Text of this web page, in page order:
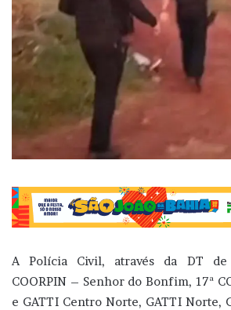
A Polícia Civil, através da DT de
COORPIN – Senhor do Bonfim, 17ª
e GATTI Centro Norte, GATTI Norte,